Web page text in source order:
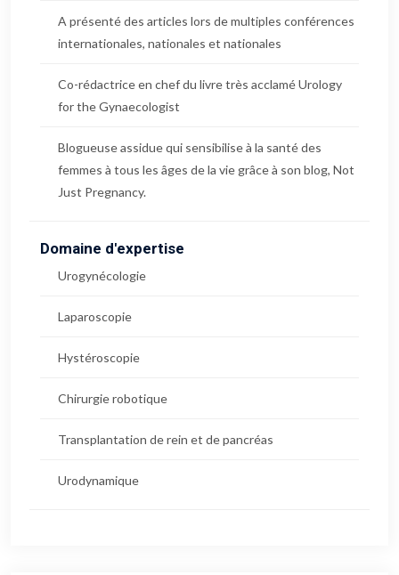
A présenté des articles lors de multiples conférences
internationales, nationales et nationales
Co-rédactrice en chef du livre très acclamé Urology
for the Gynaecologist
Blogueuse assidue qui sensibilise à la santé des
femmes à tous les âges de la vie grâce à son blog, Not
Just Pregnancy.
Domaine d'expertise
Urogynécologie
Laparoscopie
Hystéroscopie
Chirurgie robotique
Transplantation de rein et de pancréas
Urodynamique